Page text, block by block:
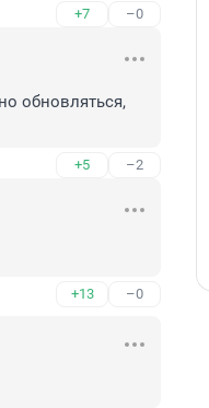
+7 –0
обновляться,
+5 –2
+13 –0